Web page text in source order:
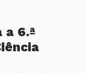
a 6.ª